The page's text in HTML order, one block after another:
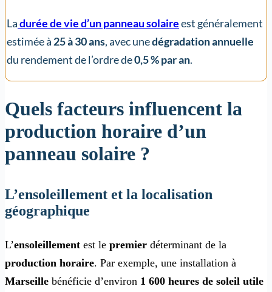
Ladurée de vie d’un panneau solaireest généralement
estimée à25 à 30 ans, avec unedégradation annuelle
du rendement de l’ordre de0,5 % par an.
Quels facteurs influencent la
production horaire d’un
panneau solaire ?
L’ensoleillement et la localisation
géographique
L’ensoleillement est le premier déterminant de la
production horaire. Par exemple, une installation à
Marseille bénéficie d’environ 1 600 heures de soleil utile